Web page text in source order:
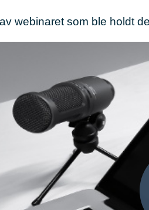
webinaret som ble holdt